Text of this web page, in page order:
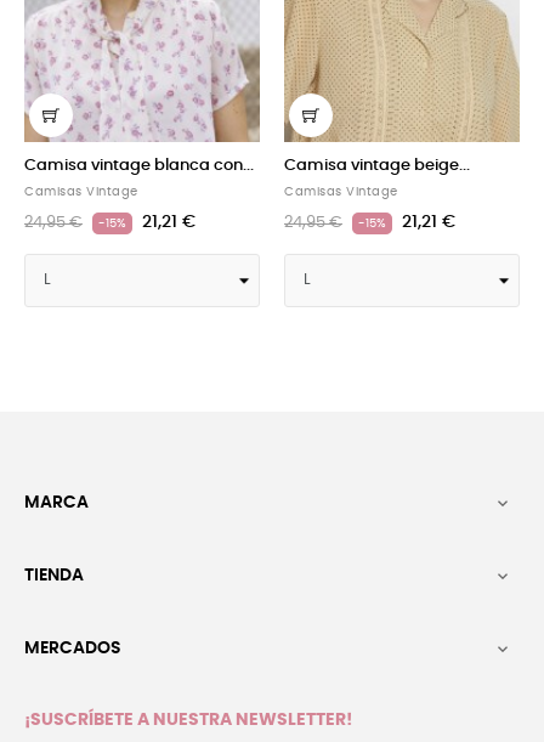
blanca con...
-15% 21,21 €
Camisa vintage beige...
Camisas Vintage
24,95 € -15% 21,21 €
Camisa
24,95 €
MARCA 
TIENDA 
MERCADOS 
¡SUSCRÍBETE A NUESTRA NEWSLETTER!